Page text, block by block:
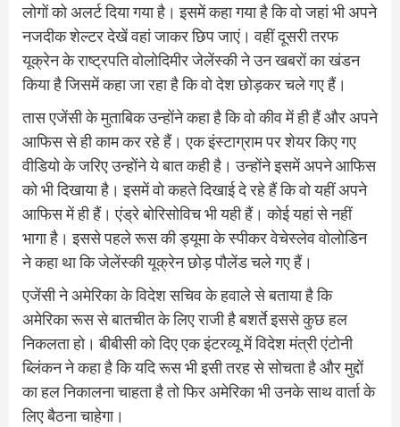
लोगों को अलर्ट दिया गया है। इसमें कहा गया है कि वो जहां भी अपने
नजदीक शेल्‍टर देखें वहां जाकर छिप जाएं। वहीं दूसरी तरफ
यूक्रेन के राष्‍ट्रपति वोलोदिमीर जेलेंस्‍की ने उन खबरों का खंडन
किया है जिसमें कहा जा रहा है कि वो देश छोड़कर चले गए हैं।
तास एजेंसी के मुताबिक उन्‍होंने कहा है कि वो कीव में ही हैं और अपने
आफिस से ही काम कर रहे हैं। एक इंस्‍टाग्राम पर शेयर किए गए
वीडियो के जर‍िए उन्‍होंने ये बात कही है। उन्‍होंने इसमें अपने आफिस
को भी दिखाया है। इसमें वो कहते दिखाई दे रहे हैं कि वो यहीं अपने
आफिस में ही हैं। एंड्रे बोरिसोविच भी यही हैं। कोई यहां से नहीं
भागा है। इससे पहले रूस की ड्यूमा के स्‍पीकर वेचेस्‍लेव वोलोडिन
ने कहा था कि जेलेंस्‍की यूक्रेन छोड़ पौलेंड चले गए हैं।
एजेंसी ने अमेरिका के विदेश सचिव के हवाले से बताया है कि
अमेरिका रूस से बातचीत के लिए राजी है बशर्ते इससे कुछ हल
निकलता हो। बीबीसी को दिए एक इंटरव्‍यू में विदेश मंत्री एंटोनी
ब्लिंकन ने कहा है कि यदि रूस भी इसी तरह से सोचता है और मुद्दों
का हल निकालना चाहता है तो फिर अमेरिका भी उनके साथ वार्ता के
लिए बैठना चाहेगा।